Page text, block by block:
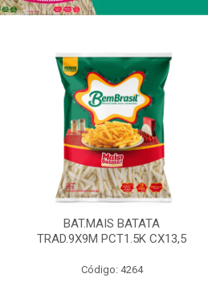
BAT.MAIS BATATA
TRAD.9X9M PCT1.5K CX13,5
Código: 4264